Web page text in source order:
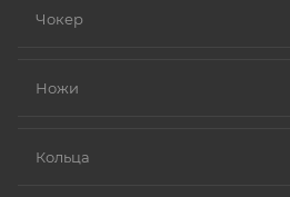
Чокер
Ножи
Кольца